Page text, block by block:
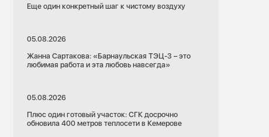
Еще один конкретный шаг к чистому воздуху
05.08.2026
Жанна Сартакова: «Барнаульская ТЭЦ-3 – это
любимая работа и эта любовь навсегда»
05.08.2026
Плюс один готовый участок: СГК досрочно
обновила 400 метров теплосети в Кемерове